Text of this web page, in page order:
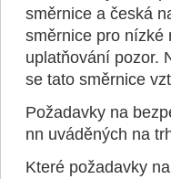
směrnice a česká
směrnice pro nízké
uplatňování pozor.
se tato směrnice
Požadavky na
nn uváděných na
Které požadavky